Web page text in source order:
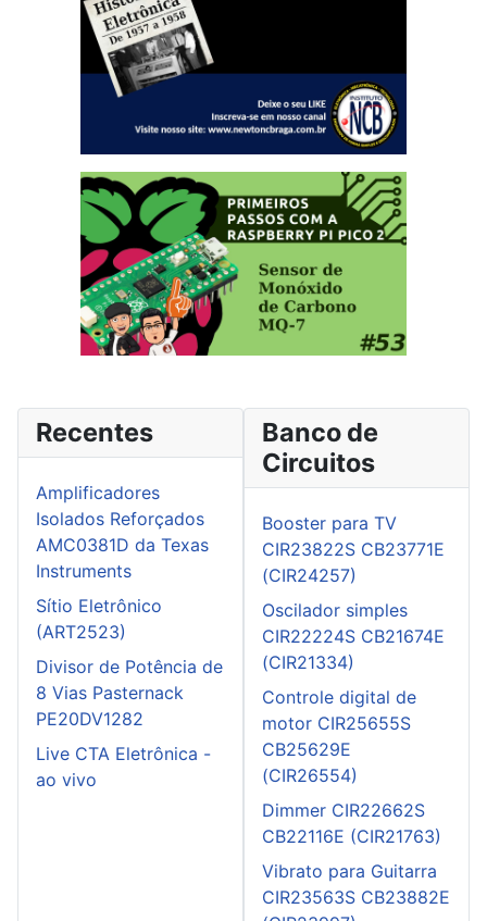
Recentes
Amplificadores
Isolados Reforçados
AMC0381D da Texas
Instruments
Sítio Eletrônico
(ART2523)
Divisor de Potência de
8 Vias Pasternack
PE20DV1282
Live CTA Eletrônica -
ao vivo
Banco de
Circuitos
Booster para TV
CIR23822S CB23771E
(CIR24257)
Oscilador simples
CIR22224S CB21674E
(CIR21334)
Controle digital de
motor CIR25655S
CB25629E
(CIR26554)
Dimmer CIR22662S
CB22116E (CIR21763)
Vibrato para Guitarra
CIR23563S CB23882E